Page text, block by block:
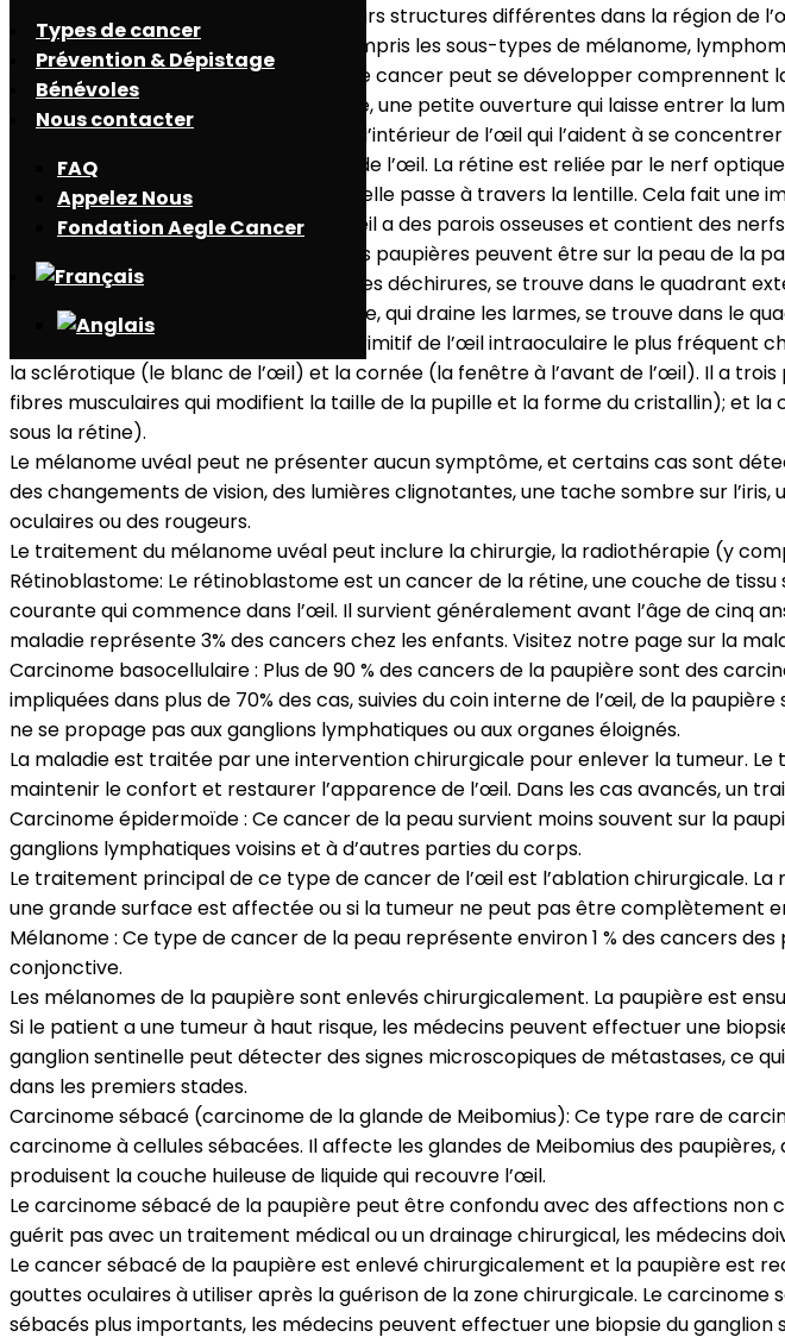
Types de cancer
Prévention & Dépistage
Bénévoles
Nous contacter
FAQ
Appelez Nous
Fondation Aegle Cancer
Le cancer peut se former dans plusieurs structures différentes dans la région de
développer dans ces structures, y compris les sous-types de mélanome,
Les structures à l’intérieur de l’œil où le cancer peut se développer comprennent
Iris: La partie colorée de l’œil. La pupille, une petite ouverture qui laisse entrer la
Corps ciliaire: Composé de muscles à l’intérieur de l’œil qui l’aident à se
Rétine : Couche de cellules à l’arrière de l’œil. La rétine est reliée par le nerf
Lorsque la lumière pénètre dans l’œil, elle passe à travers la lentille. Cela fait
Orbite: L’espace autour et derrière l’œil a des parois osseuses et contient des
Paupière: Les tumeurs qui affectent les paupières peuvent être sur la peau de
Glande lacrymale: La glande, qui fait des déchirures, se trouve dans le quadrant
Sac / conduit lacrymal: Cette structure, qui draine les larmes, se trouve dans le
Mélanome uvéal : Il s’agit du cancer primitif de l’œil intraoculaire le plus fréquent
la sclérotique (le blanc de l’œil) et la cornée (la fenêtre à l’avant de l’œil). Il a
fibres musculaires qui modifient la taille de la pupille et la forme du cristallin); et
sous la rétine).
Le mélanome uvéal peut ne présenter aucun symptôme, et certains cas sont
des changements de vision, des lumières clignotantes, une tache sombre sur
oculaires ou des rougeurs.
Le traitement du mélanome uvéal peut inclure la chirurgie, la radiothérapie (y
Rétinoblastome: Le rétinoblastome est un cancer de la rétine, une couche de
courante qui commence dans l’œil. Il survient généralement avant l’âge de cinq
maladie représente 3% des cancers chez les enfants. Visitez notre page sur la
Carcinome basocellulaire : Plus de 90 % des cancers de la paupière sont des
impliquées dans plus de 70% des cas, suivies du coin interne de l’œil, de la
ne se propage pas aux ganglions lymphatiques ou aux organes éloignés.
La maladie est traitée par une intervention chirurgicale pour enlever la tumeur.
maintenir le confort et restaurer l’apparence de l’œil. Dans les cas avancés, un
Carcinome épidermoïde : Ce cancer de la peau survient moins souvent sur la
ganglions lymphatiques voisins et à d’autres parties du corps.
Le traitement principal de ce type de cancer de l’œil est l’ablation chirurgicale.
une grande surface est affectée ou si la tumeur ne peut pas être complètement
Mélanome : Ce type de cancer de la peau représente environ 1 % des cancers
conjonctive.
Les mélanomes de la paupière sont enlevés chirurgicalement. La paupière est
Si le patient a une tumeur à haut risque, les médecins peuvent effectuer une
ganglion sentinelle peut détecter des signes microscopiques de métastases, ce
dans les premiers stades.
Carcinome sébacé (carcinome de la glande de Meibomius): Ce type rare de
carcinome à cellules sébacées. Il affecte les glandes de Meibomius des
produisent la couche huileuse de liquide qui recouvre l’œil.
Le carcinome sébacé de la paupière peut être confondu avec des affections non
guérit pas avec un traitement médical ou un drainage chirurgical, les médecins
Le cancer sébacé de la paupière est enlevé chirurgicalement et la paupière est
gouttes oculaires à utiliser après la guérison de la zone chirurgicale. Le
sébacés plus importants, les médecins peuvent effectuer une biopsie du